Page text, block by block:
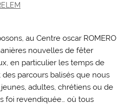
au Centre oscar ROMERO
nouvelles de fêter
en particulier les temps de
des parcours balisés que nous
adultes, chrétiens ou de
foi revendiquée… où tous